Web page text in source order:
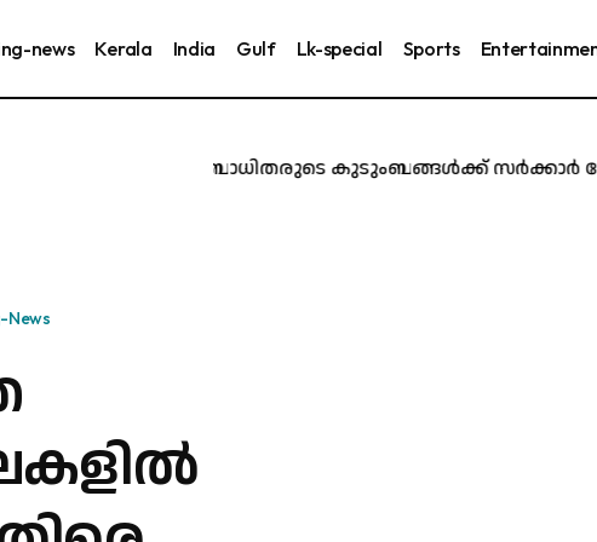
news Kerala India Gulf Lk-special Sports
കരൂർ ദുരന്തബാധിതരുടെ കുടുംബങ്ങൾക്ക് സർക്കാർ ജോലി
News